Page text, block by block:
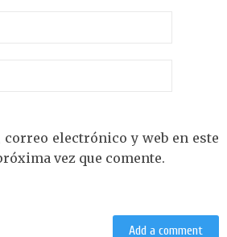
correo electrónico y web en este
vez que comente.